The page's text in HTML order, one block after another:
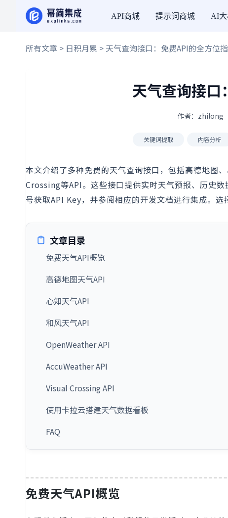
API商城 提示词商城 AI
所有文章 > 日积月累 > 天气查询接口：免费API的全方位
天气查询接口
作者：zhilong
关键词提取 内容分析
本文介绍了多种免费的天气查询接口，包括高德地
Crossing等API。这些接口提供实时天气预报、历史
号获取API Key，并参阅相应的开发文档进行集成。
文章目录
免费天气API概览
高德地图天气API
心知天气API
和风天气API
OpenWeather API
AccuWeather API
Visual Crossing API
使用卡拉云搭建天气数据看板
FAQ
免费天气API概览